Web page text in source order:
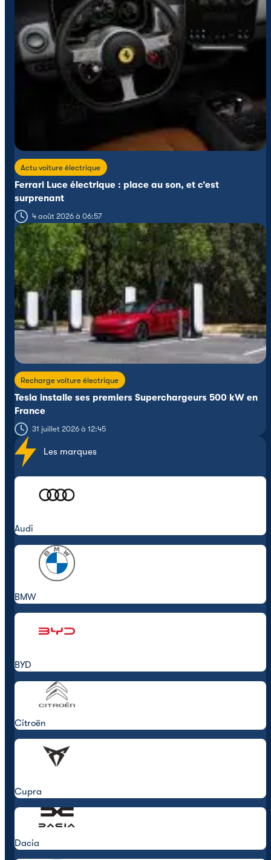
Actu voiture électrique
Ferrari Luce électrique : place au son, et c’est
surprenant
4 août 2026 à 06:57
Recharge voiture électrique
Tesla installe ses premiers Superchargeurs 500 kW en
France
31 juillet 2026 à 12:45
Les marques
Audi
BMW
BYD
Citroën
Cupra
Dacia